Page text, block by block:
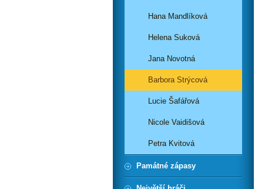
Hana Mandlíková
Helena Suková
Jana Novotná
Barbora Strýcová
Lucie Šafářová
Nicole Vaidišová
Petra Kvitová
Památné zápasy